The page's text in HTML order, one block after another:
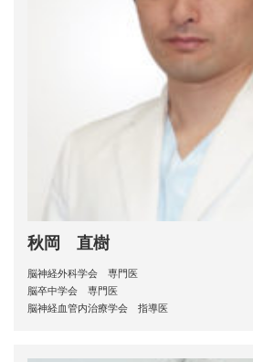
秋岡 直樹
脳神経外科学会 専門医
脳卒中学会 専門医
脳神経血管内治療学会 指導医